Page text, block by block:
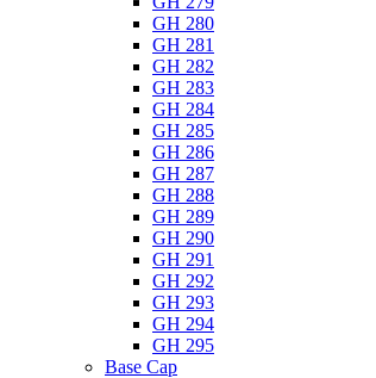
GH 280
GH 281
GH 282
GH 283
GH 284
GH 285
GH 286
GH 287
GH 288
GH 289
GH 290
GH 291
GH 292
GH 293
GH 294
GH 295
Base Cap